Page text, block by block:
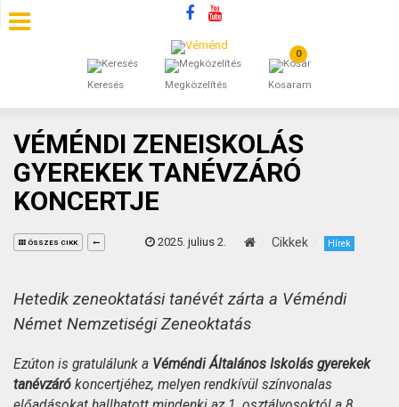
Keresés Megközelítés
0
Kosaram
SZÁLLÁSOK
ÁLTALÁNOS SZERZŐDÉSI FELTÉTELEK
KINCSES BARANYA VÉMÉND
KAPCSOLAT
VÉMÉNDI ZENEISKOLÁS
GYEREKEK TANÉVZÁRÓ
KONCERTJE
ÖSSZES CIKK 2025. julius 2. Cikkek Hírek
Hetedik zeneoktatási tanévét zárta a Véméndi
Német Nemzetiségi Zeneoktatás
Ezúton is gratulálunk a Véméndi Általános Iskolás gyerekek
tanévzáró koncertjéhez, melyen rendkívül színvonalas